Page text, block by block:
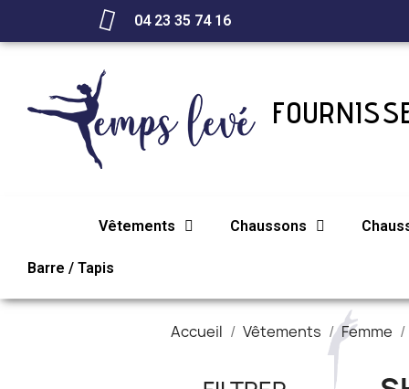
04 23 35 74 16
Vêtements Chaussons
Barre / Tapis
Accueil Vêtements Femme